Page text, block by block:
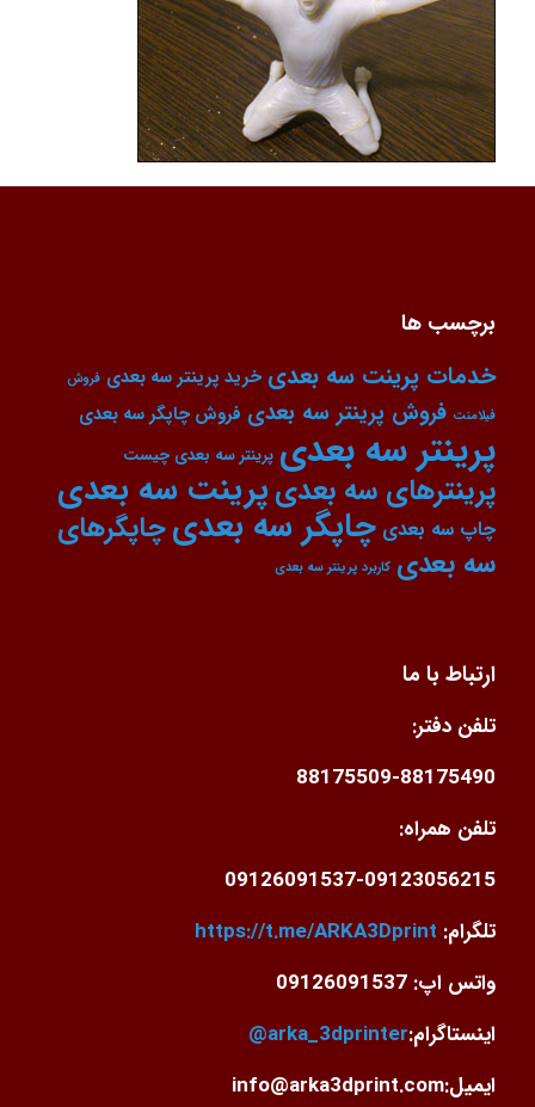
برچسب ها
خدمات پرینت سه بعدی خرید پرینتر سه بعدی فروش
فیلامنت فروش پرینتر سه بعدی فروش چاپگر سه بعدی
پرینتر سه بعدی پرینتر سه بعدی چیست
پرینترهای سه بعدیپرینت سه بعدی
چاپ سه بعدی چاپگر سه بعدیچاپگرهای
سه بعدی کاربرد پرینتر سه بعدی
ارتباط با ما
تلفن دفتر:
88175509-88175490
تلفن همراه:
09126091537-09123056215
تلگرام: https://t.me/ARKA3Dprint
واتس اپ: 09126091537
اینستاگرام:arka_3dprinter@
ایمیل:info@arka3dprint.com